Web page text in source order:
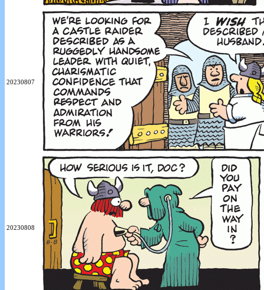
20230807
20230808